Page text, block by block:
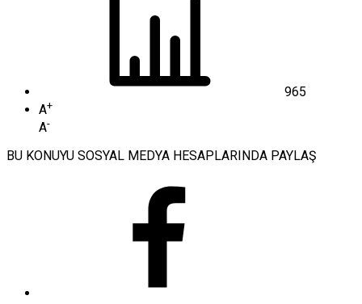
965
A+
A-
BU KONUYU SOSYAL MEDYA HESAPLARINDA PAYLAŞ